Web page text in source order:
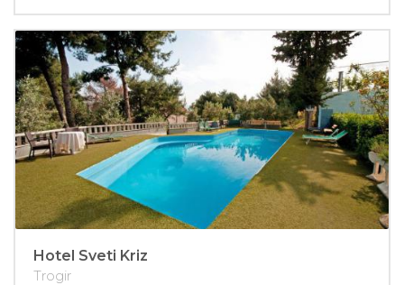
Hotel Sveti Kriz
Trogir